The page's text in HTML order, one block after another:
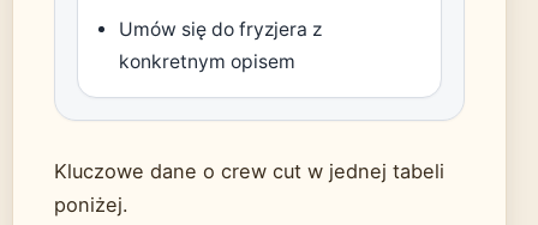
Umów się do fryzjera z
konkretnym opisem
Kluczowe dane o crew cut w jednej tabeli
poniżej.